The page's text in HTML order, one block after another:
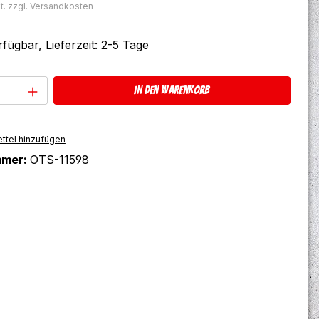
zzgl. Versandkosten
Lieferzeit: 2-5 Tage
Anzahl: Gib den gewünschten Wert
In den Warenkorb
hinzufügen
OTS-11598